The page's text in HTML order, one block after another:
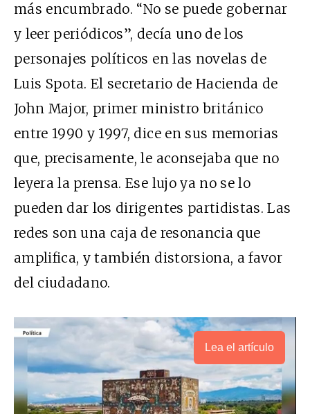
más encumbrado. “No se puede gobernar
y leer periódicos”, decía uno de los
personajes políticos en las novelas de
Luis Spota. El secretario de Hacienda de
John Major, primer ministro británico
entre 1990 y 1997, dice en sus memorias
que, precisamente, le aconsejaba que no
leyera la prensa. Ese lujo ya no se lo
pueden dar los dirigentes partidistas. Las
redes son una caja de resonancia que
amplifica, y también distorsiona, a favor
del ciudadano.
Lea el artículo